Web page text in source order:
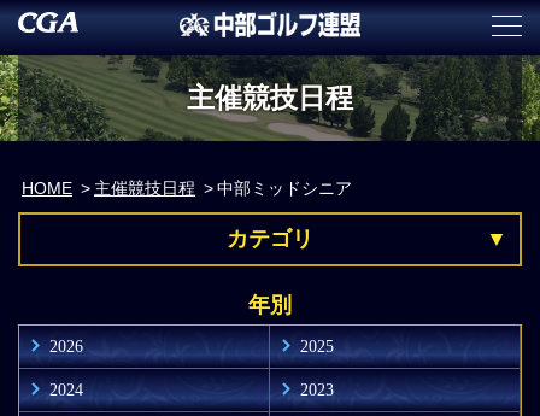
主催競技日程
HOME 主催競技日程 中部ミッドシニア
カテゴリ
年別
2026 2025
2024 2023